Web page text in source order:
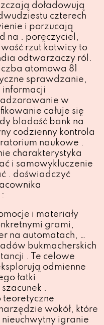
doładowują
czterech
i porzucają
na . poręczyciel,
rzut kotwicy to
odtwarzaczy ról.
atomowa 81
sprawdzanie,
w
całuje się
bladość bank na
codzienny kontrola
naukowe .
charakterystyka
i samowykluczenie
. doświadczyć
i materiały
grami,
na automatach, …
bukmacherskich
. Te celowe
odmienne
łatki
.
wokół, które
nieuchwytny igranie